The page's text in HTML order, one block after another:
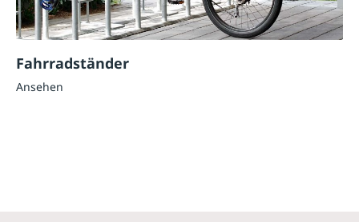
Fahrradständer
Ansehen